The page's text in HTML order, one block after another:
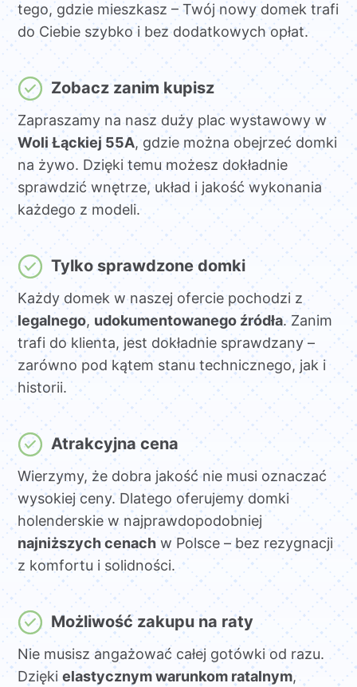
tego, gdzie mieszkasz – Twój nowy domek trafi
do Ciebie szybko i bez dodatkowych opłat.
Zobacz zanim kupisz
Zapraszamy na nasz duży plac wystawowy w
Woli Łąckiej 55A, gdzie można obejrzeć domki
na żywo. Dzięki temu możesz dokładnie
sprawdzić wnętrze, układ i jakość wykonania
każdego z modeli.
Tylko sprawdzone domki
Każdy domek w naszej ofercie pochodzi z
legalnego, udokumentowanego źródła. Zanim
trafi do klienta, jest dokładnie sprawdzany –
zarówno pod kątem stanu technicznego, jak i
historii.
Atrakcyjna cena
Wierzymy, że dobra jakość nie musi oznaczać
wysokiej ceny. Dlatego oferujemy domki
holenderskie w najprawdopodobniej
najniższych cenachw Polsce – bez rezygnacji
z komfortu i solidności.
Możliwość zakupu na raty
Nie musisz angażować całej gotówki od razu.
Dziękielastycznym warunkom ratalnym,